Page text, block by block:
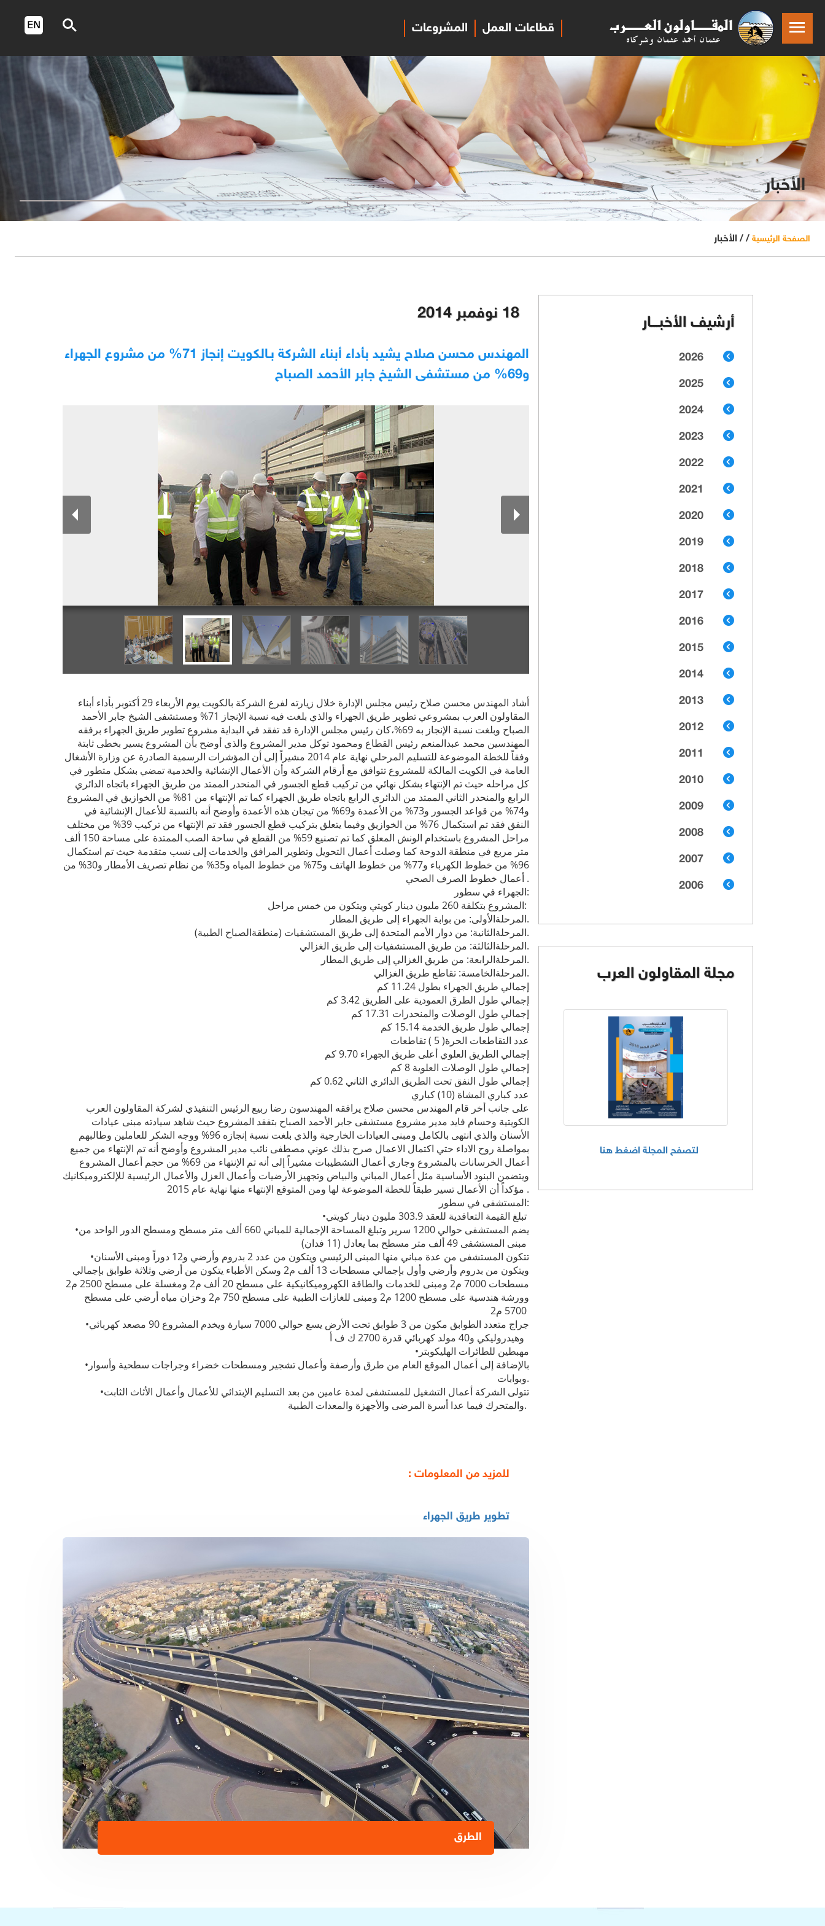
المشروعات قطاعات العمل
الأخبار
الصفحة الرئيسية / / الأخبار
18 نوفمبر 2014
المهندس محسن صلاح يشيد بأداء أبناء الشركة بـالكويت إنجاز 71% من مشروع الجهراء
و69% من مستشفى الشيخ جابر الأحمد الصباح
أشاد المهندس محسن صلاح رئيس مجلس الإدارة خلال زيارته لفرع الشركة بالكويت يوم الأربعاء 29 أكتوبر بأداء أبناء
المقاولون العرب بمشروعي تطوير طريق الجهراء والذي بلغت فيه نسبة الإنجاز 71% ومستشفى الشيخ جابر الأحمد
الصباح وبلغت نسبة الإنجاز به 69%،كان رئيس مجلس الإدارة قد تفقد في البداية مشروع تطوير طريق الجهراء برفقه
المهندسين محمد عبدالمنعم رئيس القطاع ومحمود توكل مدير المشروع والذي أوضح بأن المشروع يسير بخطى ثابتة
وفقاً للخطة الموضوعة للتسليم المرحلي نهاية عام 2014 مشيراً إلى أن المؤشرات الرسمية الصادرة عن وزارة الأشغال
العامة في الكويت المالكة للمشروع تتوافق مع أرقام الشركة وأن الأعمال الإنشائية والخدمية تمضي بشكل متطور في
كل مراحله حيث تم الإنتهاء بشكل نهائي من تركيب قطع الجسور في المنحدر الممتد من طريق الجهراء باتجاه الدائري
الرابع والمنحدر الثاني الممتد من الدائري الرابع باتجاه طريق الجهراء كما تم الإنتهاء من 81% من الخوازيق في المشروع
و74% من قواعد الجسور و73% من الأعمدة و69% من تيجان هذه الأعمدة وأوضح أنه بالنسبة للأعمال الإنشائية في
النفق فقد تم استكمال 76% من الخوازيق وفيما يتعلق بتركيب قطع الجسور فقد تم الإنتهاء من تركيب 39% من مختلف
مراحل المشروع باستخدام الونش المعلق كما تم تصنيع 59% من القطع في ساحة الصب الممتدة على مساحة 150 ألف
متر مربع في منطقة الدوحة كما وصلت أعمال التحويل وتطوير المرافق والخدمات إلى نسب متقدمة حيث تم استكمال
96% من خطوط الكهرباء و77% من خطوط الهاتف و75% من خطوط المياه و35% من نظام تصريف الأمطار و30% من
أعمال خطوط الصرف الصحي .
الجهراء في سطور:
المشروع بتكلفة 260 مليون دينار كويتي ويتكون من خمس مراحل:
المرحلةالأولى: من بوابة الجهراء إلى طريق المطار.
المرحلةالثانية: من دوار الأمم المتحدة إلى طريق المستشفيات (منطقةالصباح الطبية).
المرحلةالثالثة: من طريق المستشفيات إلى طريق الغزالي.
المرحلةالرابعة: من طريق الغزالي إلى طريق المطار.
المرحلةالخامسة: تقاطع طريق الغزالي.
إجمالي طريق الجهراء بطول 11.24 كم
إجمالي طول الطرق العمودية على الطريق 3.42 كم
إجمالي طول الوصلات والمنحدرات 17.31 كم
إجمالي طول طريق الخدمة 15.14 كم
عدد التقاطعات الحرة( 5 ) تقاطعات
إجمالي الطريق العلوي أعلى طريق الجهراء 9.70 كم
إجمالي طول الوصلات العلوية 8 كم
إجمالي طول النفق تحت الطريق الدائري الثاني 0.62 كم
عدد كباري المشاة (10) كباري
على جانب أخر قام المهندس محسن صلاح يرافقه المهندسون رضا ربيع الرئيس التنفيذي لشركة المقاولون العرب
الكويتية وحسام فايد مدير مشروع مستشفى جابر الأحمد الصباح بتفقد المشروع حيث شاهد سيادته مبنى عيادات
الأسنان والذي انتهى بالكامل ومبنى العيادات الخارجية والذي بلغت نسبة إنجازه 96% ووجه الشكر للعاملين وطالبهم
بمواصلة روح الاداء حتي اكتمال الاعمال صرح بذلك عوني مصطفى نائب مدير المشروع وأوضح أنه تم الإنتهاء من جميع
أعمال الخرسانات بالمشروع وجاري أعمال التشطيبات مشيراً إلى أنه تم الإنتهاء من 69% من حجم أعمال المشروع
ويتضمن البنود الأساسية مثل أعمال المباني والبياض وتجهيز الأرضيات وأعمال العزل والأعمال الرئيسية للإلكتروميكانيك
مؤكداً أن الأعمال تسير طبقاً للخطة الموضوعة لها ومن المتوقع الإنتهاء منها نهاية عام 2015 .
المستشفى في سطور:
•
•يضم المستشفى حوالي 1200 سرير وتبلغ المساحة الإجمالية للمباني 660 ألف متر مسطح ومسطح الدور الواحد من
•تتكون المستشفى من عدة مباني منها المبنى الرئيسي ويتكون من عدد 2 بدروم وأرضي و12 دوراً ومبنى الأسنان
ويتكون من بدروم وأرضي وأول بإجمالي مسطحات 13 ألف م2 وسكن الأطباء يتكون من أرضي وثلاثة طوابق بإجمالي
مسطحات 7000 م2 ومبنى للخدمات والطاقة الكهروميكانيكية على مسطح 20 ألف م2 ومغسلة على مسطح 2500 م2
وورشة هندسية على مسطح 1200 م2 ومبنى للغازات الطبية على مسطح 750 م2 وخزان مياه أرضي على مسطح
•جراج متعدد الطوابق مكون من 3 طوابق تحت الأرض يسع حوالي 7000 سيارة ويخدم المشروع 90 مصعد كهربائي
• مهبطين للطائرات الهليكوبتر
• بالإضافة إلى أعمال الموقع العام من طرق وأرصفة وأعمال تشجير ومسطحات خضراء وجراجات سطحية وأسوار
وبوابات.
•تتولى الشركة أعمال التشغيل للمستشفى لمدة عامين من بعد التسليم الإبتدائي للأعمال وأعمال الأثاث الثابت
والمتحرك فيما عدا أسرة المرضى والأجهزة والمعدات الطبية.
للمزيد من المعلومات :
تطوير طريق الجهراء
الطرق
أرشيف الأخبـــار
2026
2025
2024
2023
2022
2021
2020
2019
2018
2017
2016
2015
2014
2013
2012
2011
2010
2009
2008
2007
2006
مجلة المقاولون العرب
لتصفح المجلة اضغط هنا